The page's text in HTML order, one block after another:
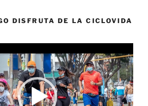
DISFRUTA DE LA CICLOVIDA